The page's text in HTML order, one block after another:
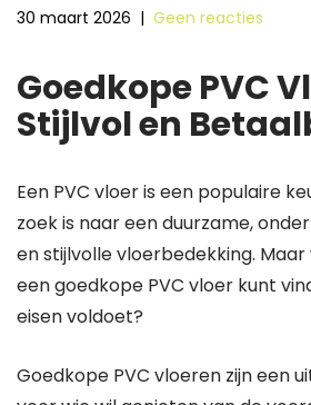
30 maart 2026 | Geen reacties
Goedkope PVC
Stijlvol en
Een PVC vloer is een populaire
zoek is naar een duurzame,
en stijlvolle vloerbedekking.
een goedkope PVC vloer kunt
eisen voldoet?
Goedkope PVC vloeren zijn een